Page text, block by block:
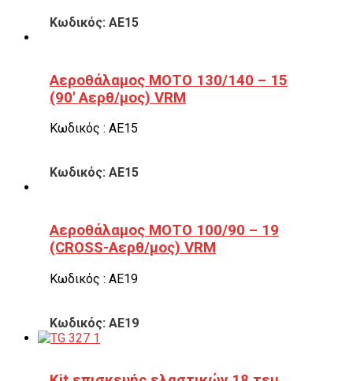
Κωδικός: ΑΕ15
Αεροθάλαμος ΜΟΤΟ 130/140 – 15
(90′ Αερθ/μος) VRM
Κωδικός : ΑΕ15
Κωδικός: ΑΕ15
Αεροθάλαμος ΜΟΤΟ 100/90 – 19
(CROSS-Αερθ/μος) VRM
Κωδικός : ΑΕ19
Κωδικός: ΑΕ19